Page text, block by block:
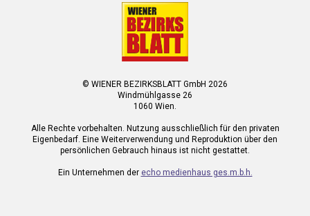
© WIENER BEZIRKSBLATT GmbH 2026
Windmühlgasse 26
1060 Wien.
Alle Rechte vorbehalten. Nutzung ausschließlich für den privaten
Eigenbedarf. Eine Weiterverwendung und Reproduktion über den
persönlichen Gebrauch hinaus ist nicht gestattet.
Ein Unternehmen der echo medienhaus ges.m.b.h.